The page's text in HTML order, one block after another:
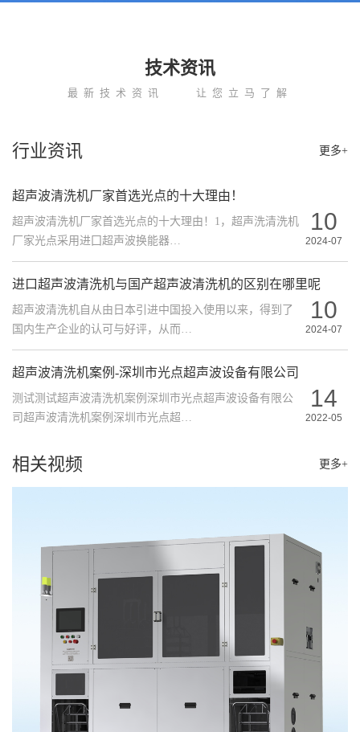
技术资讯
最新技术资讯 让您立马了解
更多+
行业资讯
超声波清洗机厂家首选光点的十大理由！
10
2024-07
超声波清洗机厂家首选光点的十大理由！1，超声洗清洗机
厂家光点采用进囗超声波换能器…
进口超声波清洗机与国产超声波清洗机的区别在哪里呢
10
2024-07
超声波清洗机自从由日本引进中国投入使用以来，得到了
国内生产企业的认可与好评，从而…
超声波清洗机案例-深圳市光点超声波设备有限公司
14
2022-05
测试测试超声波清洗机案例深圳市光点超声波设备有限公
司超声波清洗机案例深圳市光点超…
更多+
相关视频